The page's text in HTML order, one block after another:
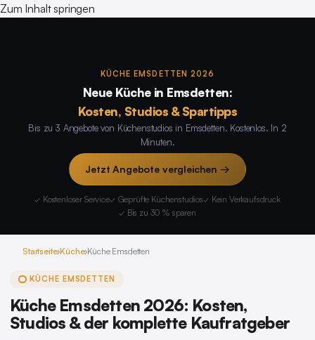
Zum Inhalt springen
KÜCHE EMSDETTEN 2026
Neue Küche in Emsdetten:
Kosten, Studios & Spartipps
Bis zu 3 Angebote von Küchenstudios in Emsdetten. Kostenlos. In 2
Minuten.
Jetzt Angebote vergleichen →
✓ Kostenloser Service✓ Geprüfte Küchenstudios✓ Kein Verkaufsdruck
✓ Bis zu 30 % sparen
Startseite›Küche›Küche Emsdetten
KÜCHE EMSDETTEN
Küche Emsdetten 2026: Kosten,
Studios & der komplette Kaufratgeber